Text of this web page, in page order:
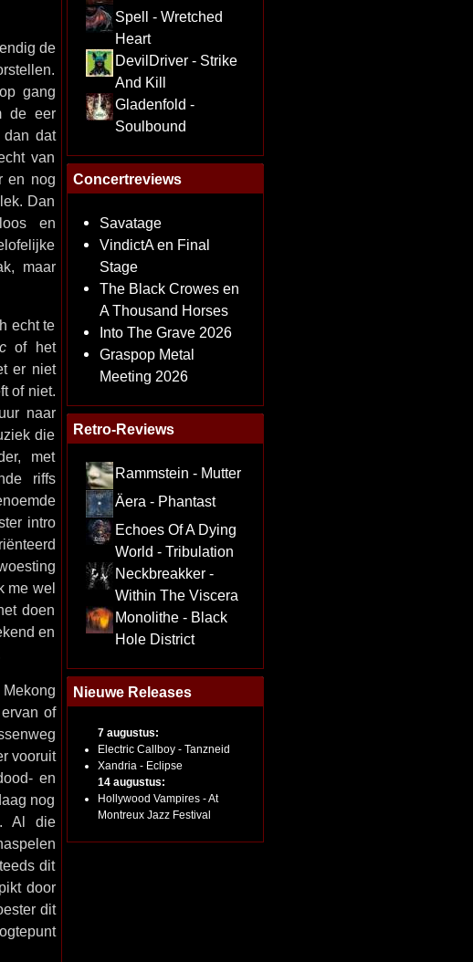
de
gang
de eer
dan dat
van
en nog
Dan
en
maar
echt te
of het
er niet
of niet.
naar
die
met
riffs
intro
me wel
doen
en
of
vooruit
en
nog
Al die
dit
door
dit
Spell - Wretched
Heart
DevilDriver - Strike
And Kill
Gladenfold -
Soulbound
Concertreviews
Savatage
VindictA en Final
Stage
The Black Crowes en
A Thousand Horses
Into The Grave 2026
Graspop Metal
Meeting 2026
Retro-Reviews
Rammstein - Mutter
Äera - Phantast
Echoes Of A Dying
World - Tribulation
Neckbreakker -
Within The Viscera
Monolithe - Black
Hole District
Nieuwe Releases
7 augustus:
Electric Callboy - Tanzneid
Xandria - Eclipse
14 augustus:
Hollywood Vampires - At
Montreux Jazz Festival